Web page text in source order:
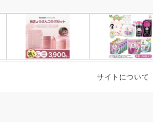
サイトについて